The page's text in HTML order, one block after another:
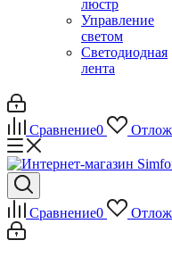
люстр
Управление
светом
Светодиодная
лента
Сравнение0
Сравнение0